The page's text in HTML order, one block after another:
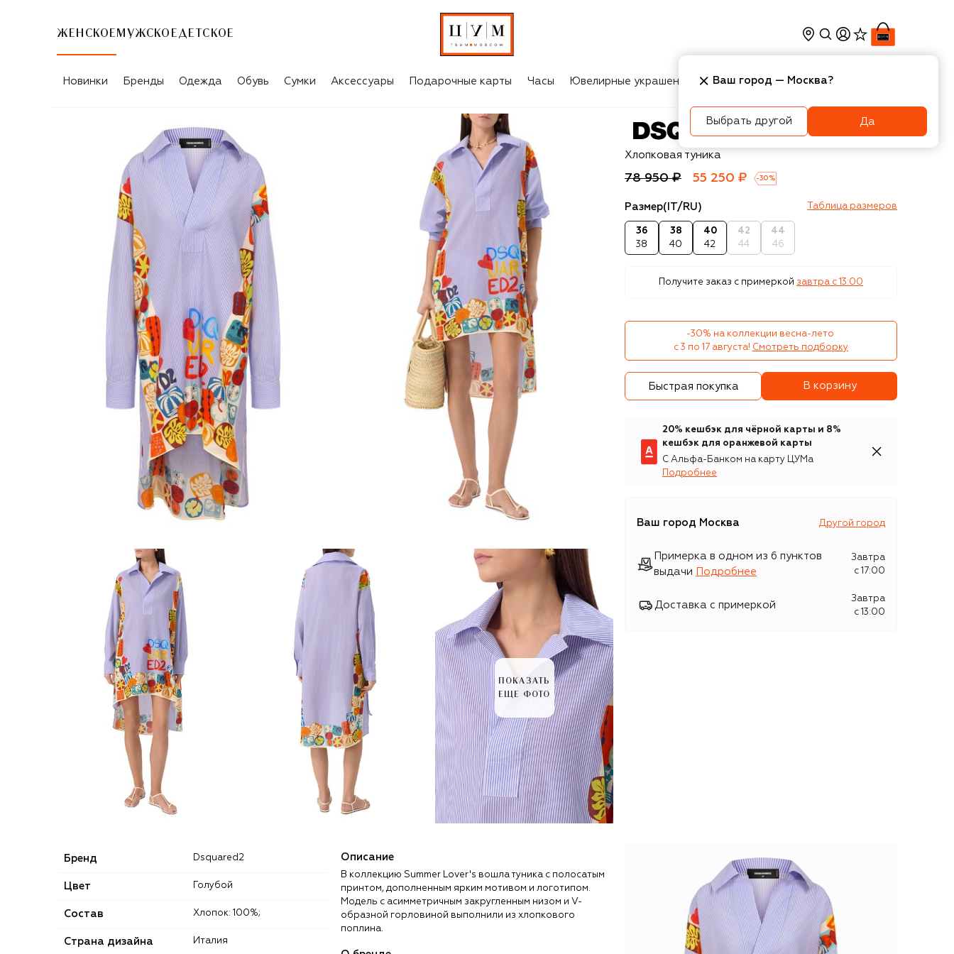
ЖЕНСКОЕ МУЖСКОЕ ДЕТСКОЕ
Новинки Бренды Одежда Обувь Сумки Аксессуары Подарочные карты Часы Ювелирные украшения Косметика Интерьер
ПОКАЗАТЬ
ЕЩЕ ФОТО
Dsquared2
Хлопковая туника
78 950 ₽ 55 250 ₽ -30 %
Размер(IT/RU) Таблица размеров
36
38
38
40
40
42
42
44
44
46
Получите заказ с примеркой завтра c 13:00
-30% на коллекции весна-лето
с 3 по 17 августа! Смотреть подборку
Быстрая покупка В корзину
20% кешбэк для чёрной карты и 8%
кешбэк для оранжевой карты
С Альфа-Банком на карту ЦУМа
Подробнее
Ваш город Москва Другой город
Примерка в одном из 6 пунктов
выдачи
Подробнее
Завтра
c 17:00
Доставка с примеркой
Завтра
c 13:00
Бренд Dsquared2
Цвет Голубой
Состав Хлопок: 100%;
Страна дизайна Италия
Описание
В коллекцию Summer Lover's вошла туника с полосатым
принтом, дополненным ярким мотивом и логотипом.
Модель с асимметричным закругленным низом и V-
образной горловиной выполнили из хлопкового
поплина.
Ваш город — Москва?
Выбрать другой Да